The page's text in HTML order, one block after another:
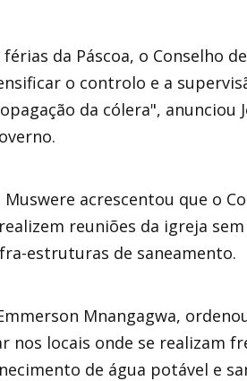
da Páscoa, o Conselho
o controlo e a
da cólera", anunciou
acrescentou que o
reuniões da igreja
estruturas de saneamento.
Mnangagwa,
nos locais onde se realizam
de água potável e